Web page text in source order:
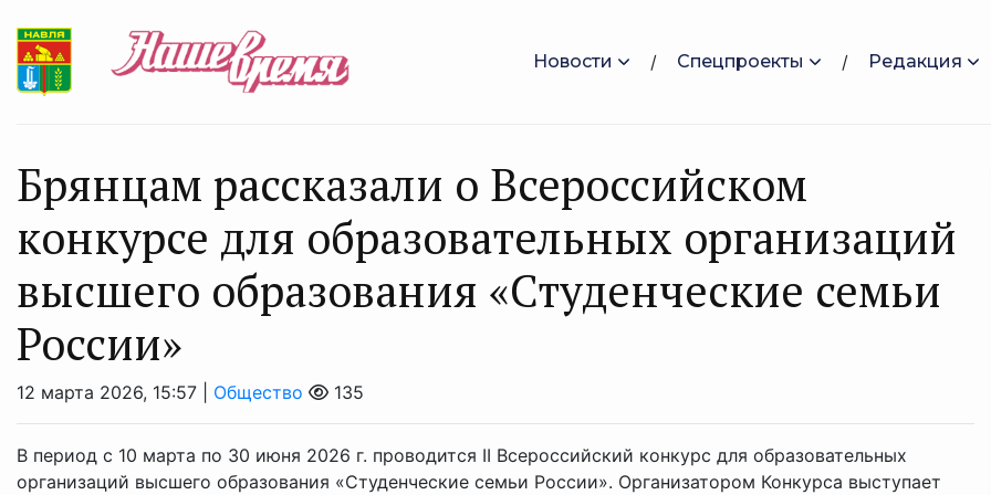
Новости Спецпроекты Редакция
Брянцам рассказали о Всероссийском
конкурсе для образовательных организаций
высшего образования «Студенческие семьи
России»
12 марта 2026, 15:57 | Общество 135
В период с 10 марта по 30 июня 2026 г. проводится II Всероссийский конкурс для образовательных
организаций высшего образования «Студенческие семьи России». Организатором Конкурса выступает